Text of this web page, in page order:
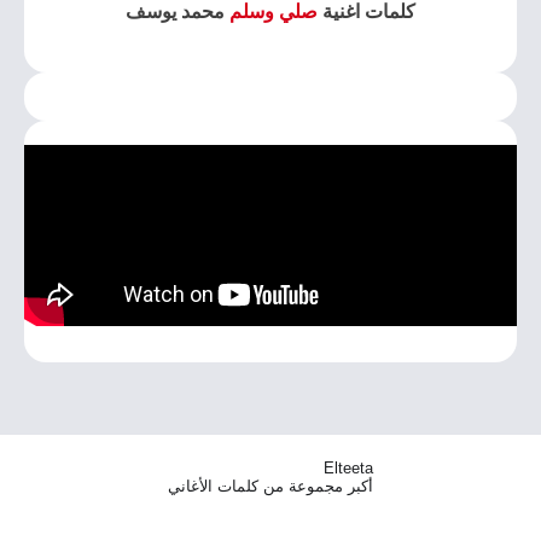
كلمات اغنية صلي وسلم محمد يوسف
Elteeta
أكبر مجموعة من كلمات الأغاني